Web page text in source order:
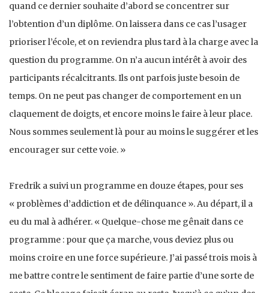
quand ce dernier souhaite d’abord se concentrer sur
l’obtention d’un diplôme. On laissera dans ce cas l’usager
prioriser l’école, et on reviendra plus tard à la charge avec la
question du programme. On n’a aucun intérêt à avoir des
participants récalcitrants. Ils ont parfois juste besoin de
temps. On ne peut pas changer de comportement en un
claquement de doigts, et encore moins le faire à leur place.
Nous sommes seulement là pour au moins le suggérer et les
encourager sur cette voie. »
Fredrik a suivi un programme en douze étapes, pour ses
« problèmes d’addiction et de délinquance ». Au départ, il a
eu du mal à adhérer. « Quelque-chose me gênait dans ce
programme : pour que ça marche, vous deviez plus ou
moins croire en une force supérieure. J’ai passé trois mois à
me battre contre le sentiment de faire partie d’une sorte de